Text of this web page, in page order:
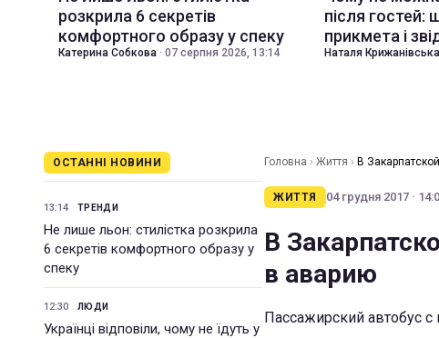
розкрила 6 секретів
комфортного образу у спеку
Катерина Собкова · 07 серпня 2026, 13:14
після гостей:
прикмета і
Наталя Крижанівська
ОСТАННІ НОВИНИ
13:14 ТРЕНДИ
Не лише льон: стилістка розкрила
6 секретів комфортного образу у
спеку
12:30 ЛЮДИ
Українці відповіли, чому не їдуть у
Головна › Життя › В
ЖИТТЯ 04 грудня 2017 ·
В
в аварию
Пассажирский автобус